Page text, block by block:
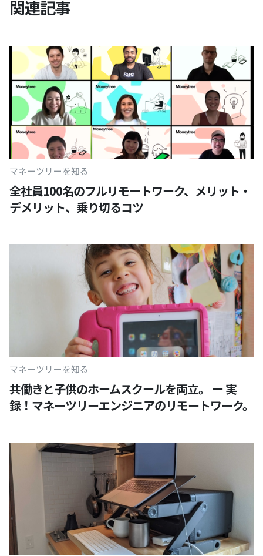
関連記事
マネーツリーを知る
全社員100名のフルリモートワーク、メリット・
デメリット、乗り切るコツ
マネーツリーを知る
共働きと子供のホームスクールを両立。 ー 実
録！マネーツリーエンジニアのリモートワーク。